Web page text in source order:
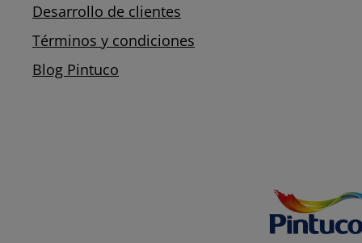
Desarrollo de clientes
Términos y condiciones
Blog Pintuco